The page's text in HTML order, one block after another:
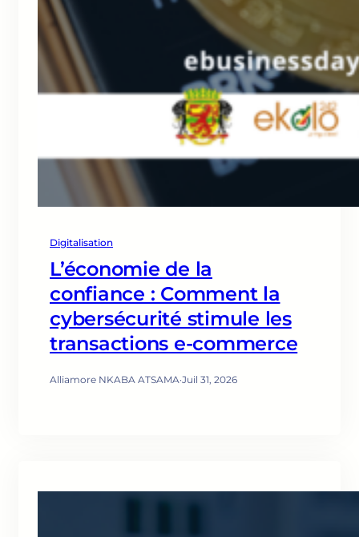
Digitalisation
L’économie de la
confiance : Comment la
cybersécurité stimule les
transactions e-commerce
Alliamore NKABA ATSAMA·Juil 31, 2026